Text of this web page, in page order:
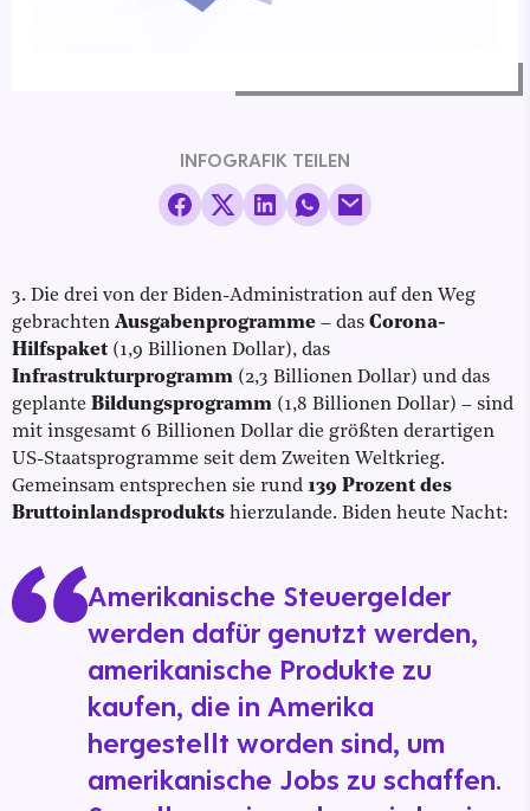
INFOGRAFIK TEILEN
3. Die drei von der Biden-Administration auf den Weg
gebrachten Ausgabenprogramme – das Corona-
Hilfspaket (1,9 Billionen Dollar), das
Infrastrukturprogramm (2,3 Billionen Dollar) und das
geplante Bildungsprogramm (1,8 Billionen Dollar) – sind
mit insgesamt 6 Billionen Dollar die größten derartigen
US-Staatsprogramme seit dem Zweiten Weltkrieg.
Gemeinsam entsprechen sie rund 139 Prozent des
Bruttoinlandsprodukts hierzulande. Biden heute Nacht:
Amerikanische Steuergelder
werden dafür genutzt werden,
amerikanische Produkte zu
kaufen, die in Amerika
hergestellt worden sind, um
amerikanische Jobs zu schaffen.